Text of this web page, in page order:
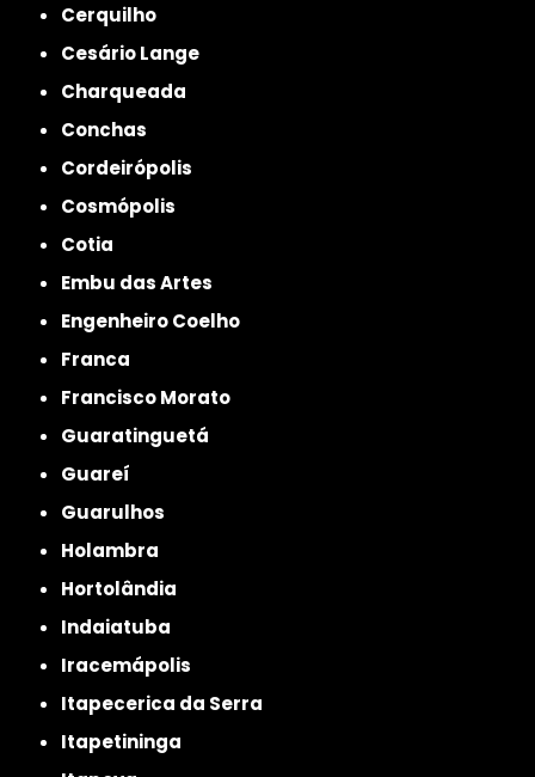
Cerquilho
Cesário Lange
Charqueada
Conchas
Cordeirópolis
Cosmópolis
Cotia
Embu das Artes
Engenheiro Coelho
Franca
Francisco Morato
Guaratinguetá
Guareí
Guarulhos
Holambra
Hortolândia
Indaiatuba
Iracemápolis
Itapecerica da Serra
Itapetininga